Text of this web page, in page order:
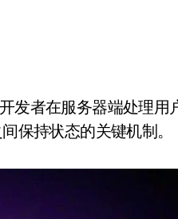
保持状态的关键机制。